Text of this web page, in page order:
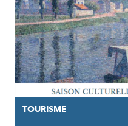
TOURISME